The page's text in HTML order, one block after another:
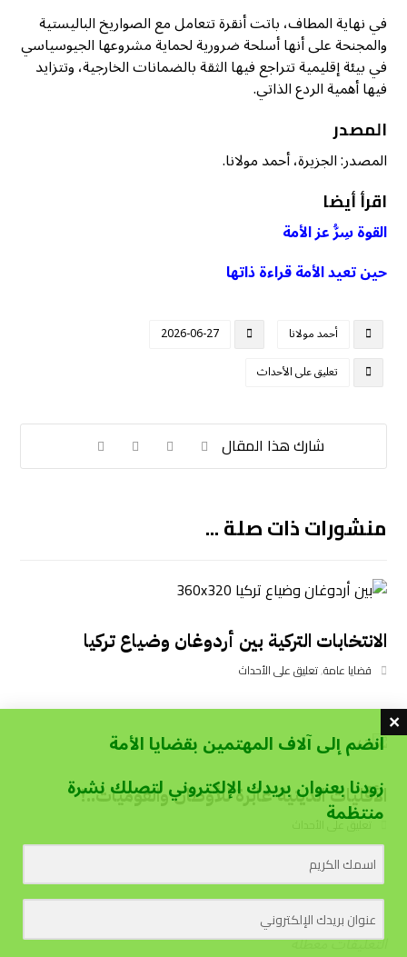
في نهاية المطاف، باتت أنقرة تتعامل مع الصواريخ الباليستية
والمجنحة على أنها أسلحة ضرورية لحماية مشروعها الجيوسياسي
في بيئة إقليمية تتراجع فيها الثقة بالضمانات الخارجية، وتتزايد
فيها أهمية الردع الذاتي.
المصدر
المصدر: الجزيرة، أحمد مولانا.
اقرأ أيضا
القوة سِرُّ عز الأمة
حين تعيد الأمة قراءة ذاتها
أحمد مولانا
2026-06-27
تعليق على الأحداث
منشورات ذات صلة ...
الانتخابات التركية بين أردوغان وضياع تركيا
قضايا عامة,تعليق على الأحداث
الأقليات الدينية عابرة للأوطان والقوميات..!
تعليق على الأحداث
التعليقات معطلة
انضم إلى آلاف المهتمين بقضايا الأمة
زودنا بعنوان بريدك الإلكتروني لتصلك نشرة
منتظمة